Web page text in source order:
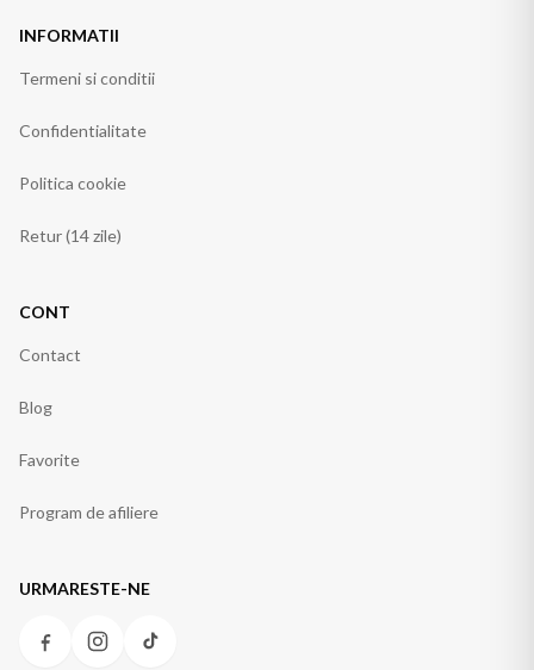
INFORMATII
Termeni si conditii
Confidentialitate
Politica cookie
Retur (14 zile)
CONT
Contact
Blog
Favorite
Program de afiliere
URMARESTE-NE